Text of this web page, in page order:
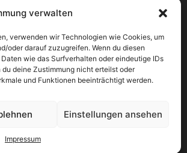
verwalten
verwenden wir Technologien wie Cookies, um
oder darauf zuzugreifen. Wenn du diesen
wie das Surfverhalten oder eindeutige IDs
deine Zustimmung nicht erteilst oder
und Funktionen beeinträchtigt werden.
Einstellungen ansehen
Impressum
Center
9:00 - 22:00Uhr
Sonntag
10:00 - 18:00Uhr